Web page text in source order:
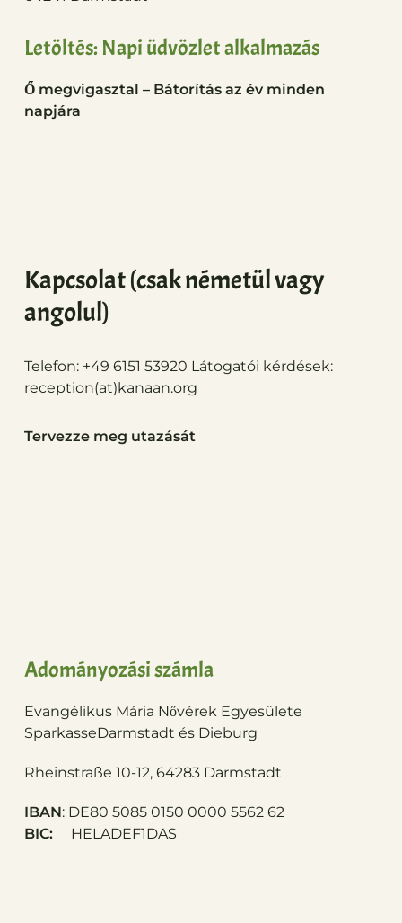
Letöltés: Napi üdvözlet alkalmazás
Ő megvigasztal – Bátorítás az év minden
napjára
Kapcsolat (csak németül vagy
angolul)
Telefon: +49 6151 53920 Látogatói kérdések:
reception(at)kanaan.org
Tervezze meg utazását
Adományozási számla
Evangélikus Mária Nővérek Egyesülete
SparkasseDarmstadt és Dieburg
Rheinstraße 10-12, 64283 Darmstadt
IBAN: DE80 5085 0150 0000 5562 62
BIC:HELADEF1DAS